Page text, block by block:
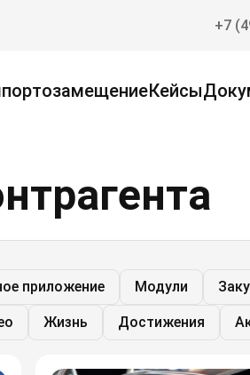
+7
Кейсы
приложение Модули
Жизнь Достижения